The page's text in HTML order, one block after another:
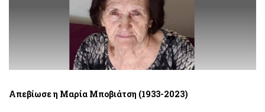
Απεβίωσε η Μαρία Μποβιάτση (1933-2023)